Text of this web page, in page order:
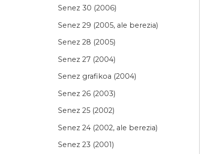
Senez 30 (2006)
Senez 29 (2005, ale berezia)
Senez 28 (2005)
Senez 27 (2004)
Senez grafikoa (2004)
Senez 26 (2003)
Senez 25 (2002)
Senez 24 (2002, ale berezia)
Senez 23 (2001)